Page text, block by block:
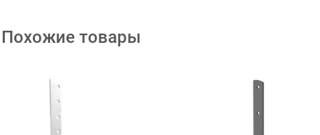
Похожие товары